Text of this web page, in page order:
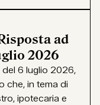
ad
2026
del 6 luglio 2026,
che, in tema di
ipotecaria e